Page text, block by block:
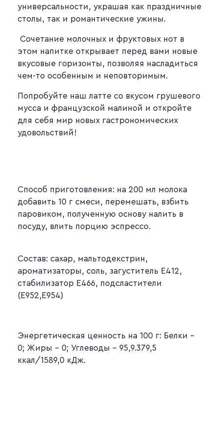
универсальности, украшая как праздничные
столы, так и романтические ужины.
Сочетание молочных и фруктовых нот в
этом напитке открывает перед вами новые
вкусовые горизонты, позволяя насладиться
чем-то особенным и неповторимым.
Попробуйте наш латте со вкусом грушевого
мусса и французской малиной и откройте
для себя мир новых гастрономических
удовольствий!
Способ приготовления: на 200 мл молока
добавить 10 г смеси, перемешать, взбить
паровиком, полученную основу налить в
посуду, влить порцию эспрессо.
Состав: сахар, мальтодекстрин,
ароматизаторы, соль, загуститель Е412,
стабилизатор Е466, подсластители
(Е952,Е954)
Энергетическая ценность на 100 г: Белки –
0; Жиры – 0; Углеводы – 95,9.379,5
ккал/1589,0 кДж.